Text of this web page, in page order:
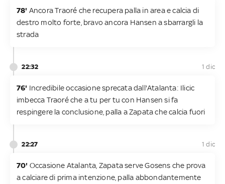
78' Ancora Traoré che recupera palla in area e calcia di
destro molto forte, bravo ancora Hansen a sbarrargli la
strada
22:32 1 dic
76' Incredibile occasione sprecata dall'Atalanta: Ilicic
imbecca Traoré che a tu per tu con Hansen si fa
respingere la conclusione, palla a Zapata che calcia fuori
22:27 1 dic
70' Occasione Atalanta, Zapata serve Gosens che prova
a calciare di prima intenzione, palla abbondantemente